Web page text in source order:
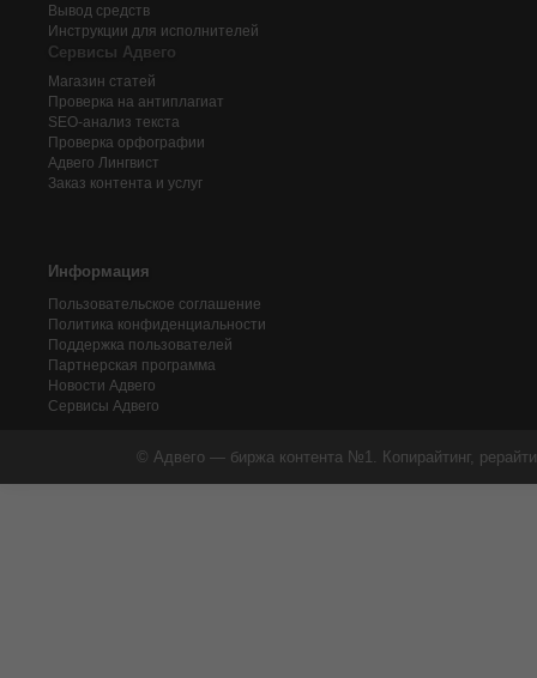
Вывод средств
Инструкции для исполнителей
Сервисы Адвего
Магазин статей
Проверка на антиплагиат
SEO-анализ текста
Проверка орфографии
Адвего Лингвист
Заказ контента и услуг
Информация
Пользовательское соглашение
Политика конфиденциальности
Поддержка пользователей
Партнерская программа
Новости Адвего
Сервисы Адвего
© Адвего — биржа контента №1. Копирайтинг,